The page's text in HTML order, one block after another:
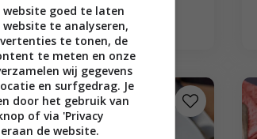
Salade met
pompoen,
boerenkool en
burrata
website goed te laten
te analyseren,
te tonen, de
te meten en onze
wij gegevens
en surfgedrag. Je
door het gebruik van
of via 'Privacy
de website.